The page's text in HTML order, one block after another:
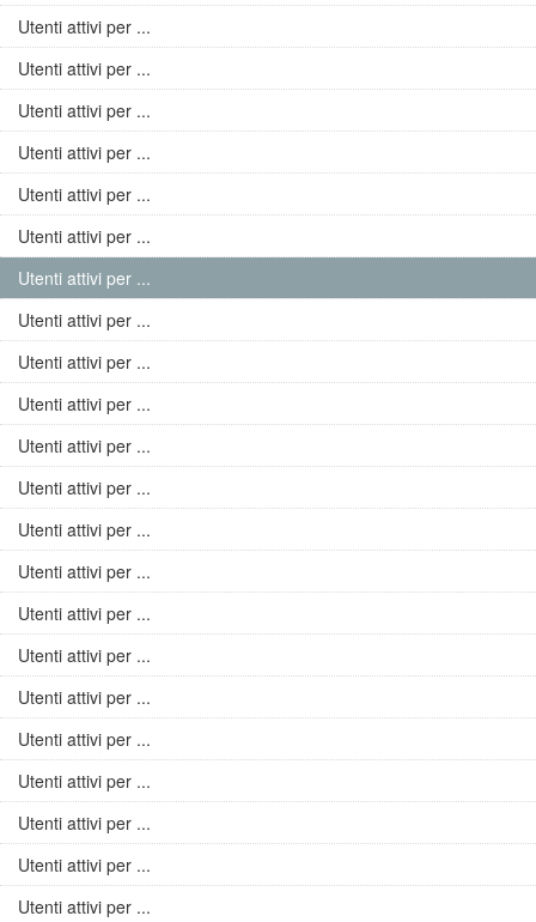
Utenti attivi per ...
Utenti attivi per ...
Utenti attivi per ...
Utenti attivi per ...
Utenti attivi per ...
Utenti attivi per ...
Utenti attivi per ...
Utenti attivi per ...
Utenti attivi per ...
Utenti attivi per ...
Utenti attivi per ...
Utenti attivi per ...
Utenti attivi per ...
Utenti attivi per ...
Utenti attivi per ...
Utenti attivi per ...
Utenti attivi per ...
Utenti attivi per ...
Utenti attivi per ...
Utenti attivi per ...
Utenti attivi per ...
Utenti attivi per ...